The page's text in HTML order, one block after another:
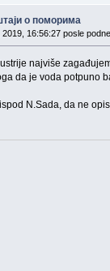
о поморима
2019, 16:56:27 posle
najviše
da je voda potpuno
N.Sada, da ne